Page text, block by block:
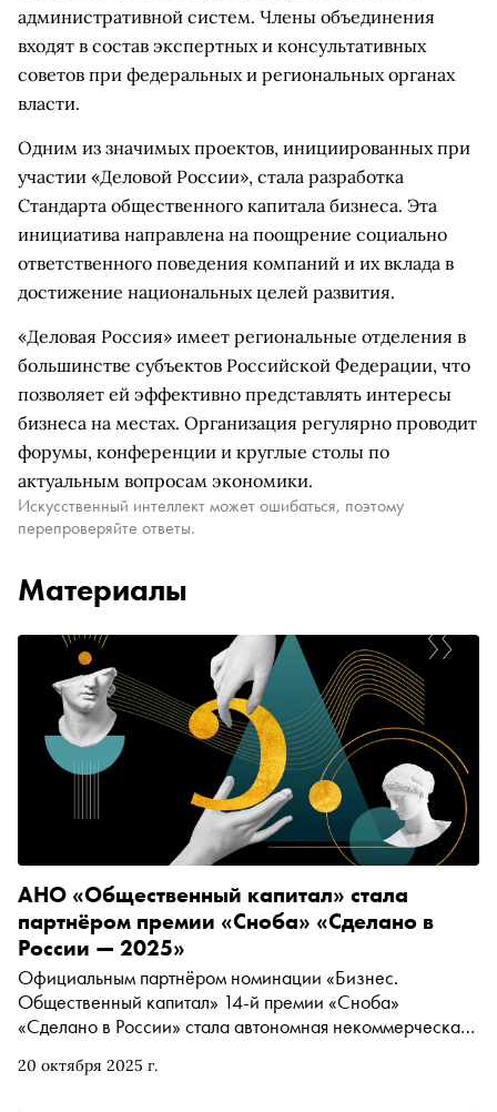
административной систем. Члены объединения
входят в состав экспертных и консультативных
советов при федеральных и региональных органах
власти.
Одним из значимых проектов, инициированных при
участии «Деловой России», стала разработка
Стандарта общественного капитала бизнеса. Эта
инициатива направлена на поощрение социально
ответственного поведения компаний и их вклада в
достижение национальных целей развития.
«Деловая Россия» имеет региональные отделения в
большинстве субъектов Российской Федерации, что
позволяет ей эффективно представлять интересы
бизнеса на местах. Организация регулярно проводит
форумы, конференции и круглые столы по
актуальным вопросам экономики.
Искусственный интеллект может ошибаться, поэтому
перепроверяйте ответы.
Материалы
20 октября 2025 г.
АНО «Общественный капитал» стала
партнёром премии «Сноба» «Сделано в
России — 2025»
Официальным партнёром номинации «Бизнес.
Общественный капитал» 14-й премии «Сноба»
«Сделано в России» стала автономная некоммерческая